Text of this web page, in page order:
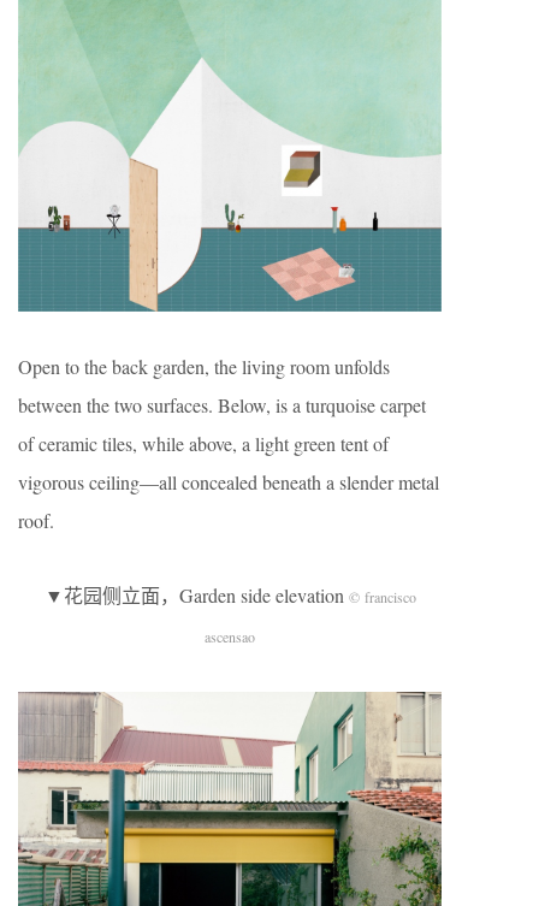
Open to the back garden, the living room unfolds
between the two surfaces. Below, is a turquoise carpet
of ceramic tiles, while above, a light green tent of
vigorous ceiling—all concealed beneath a slender metal
roof.
▼花园侧立面，Garden side elevation © francisco
ascensao